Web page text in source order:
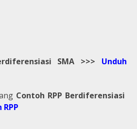
SMA >>> Unduh
Contoh RPP Berdiferensiasi